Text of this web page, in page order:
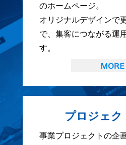
のホームページ。
オリジナルデザインで
で、集客につながる運
す。
プロジェク
事業プロジェクトの企